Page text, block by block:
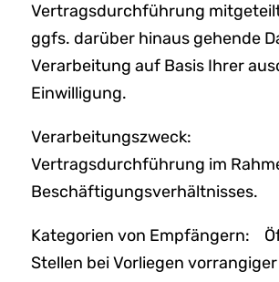
Vertragsdurchführung
ggfs. darüber hinaus gehende
Verarbeitung auf Basis Ihrer
Einwilligung.
Verarbeitungszweck:
Vertragsdurchführung im
Beschäftigungsverhältnisses.
Kategorien von Empfängern:
Stellen bei Vorliegen vorrangiger